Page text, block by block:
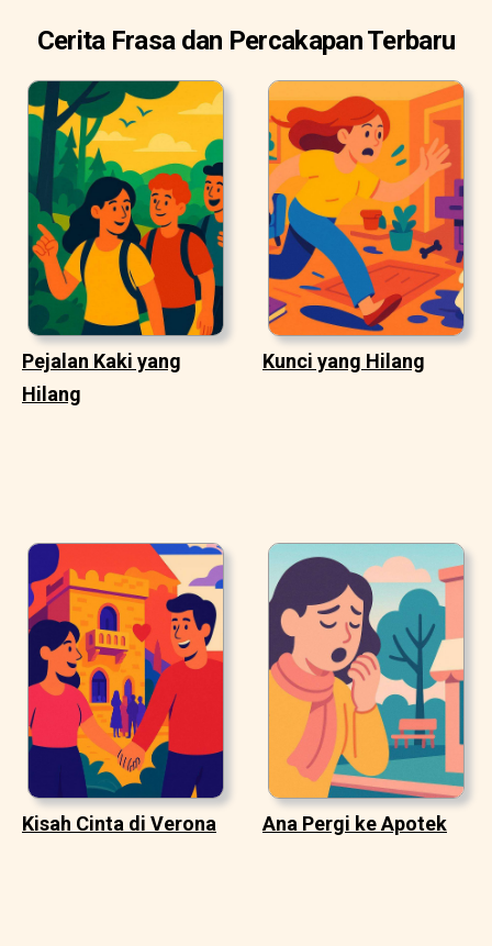
Cerita Frasa dan Percakapan Terbaru
Pejalan Kaki yang
Hilang
Kunci yang Hilang
Kisah Cinta di Verona Ana Pergi ke Apotek